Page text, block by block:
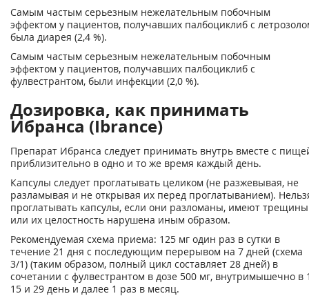
Самым частым серьезным нежелательным побочным
эффектом у пациентов, получавших палбоциклиб с
была диарея (2,4 %).
Самым частым серьезным нежелательным побочным
эффектом у пациентов, получавших палбоциклиб с
фулвестрантом, были инфекции (2,0 %).
Дозировка, как принимать
Ибранса (Ibrance)
Препарат Ибранса следует принимать внутрь вместе с
приблизительно в одно и то же время каждый день.
Капсулы следует проглатывать целиком (не разжевывая, не
разламывая и не открывая их перед проглатыванием).
проглатывать капсулы, если они разломаны, имеют трещины
или их целостность нарушена иным образом.
Рекомендуемая схема приема: 125 мг один раз в сутки в
течение 21 дня с последующим перерывом на 7 дней (схема
3/1) (таким образом, полный цикл составляет 28 дней) в
сочетании с фулвестрантом в дозе 500 мг, внутримышечно в
15 и 29 день и далее 1 раз в месяц.